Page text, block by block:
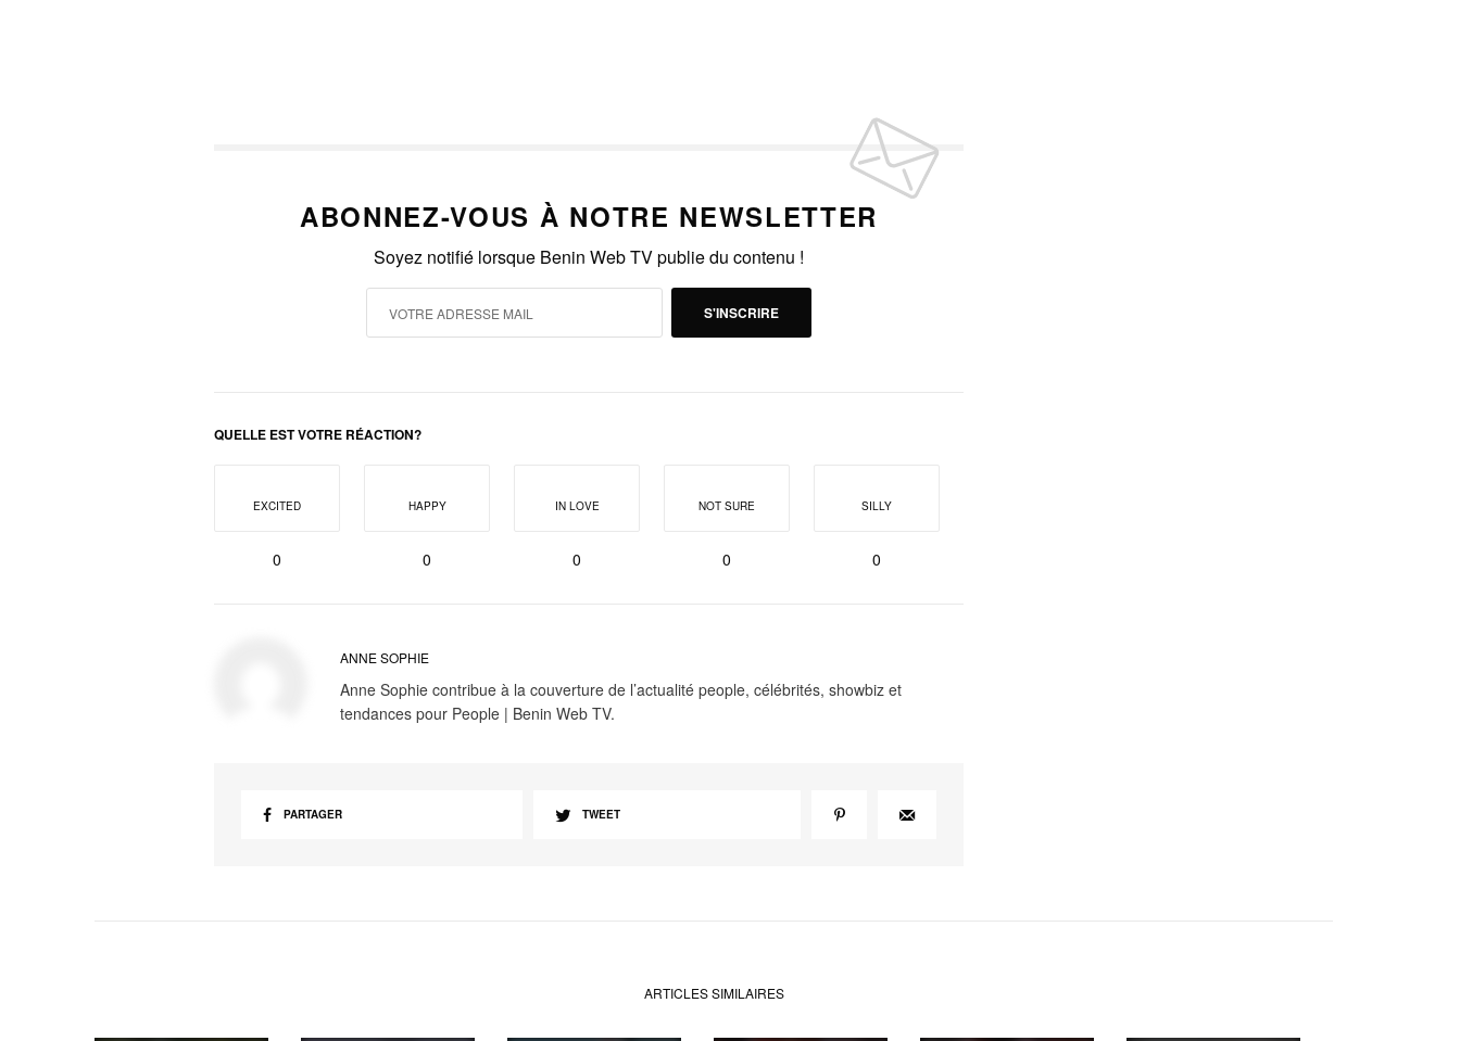
ABONNEZ-VOUS À NOTRE NEWSLETTER
Soyez notifié lorsque Benin Web TV publie du contenu !
S'INSCRIRE
QUELLE EST VOTRE RÉACTION?
EXCITED
0
HAPPY
0
IN LOVE
0
NOT SURE
0
SILLY
0
ANNE SOPHIE
Anne Sophie contribue à la couverture de l’actualité people, célébrités, showbiz et
tendances pour People | Benin Web TV.
PARTAGER TWEET
ARTICLES SIMILAIRES